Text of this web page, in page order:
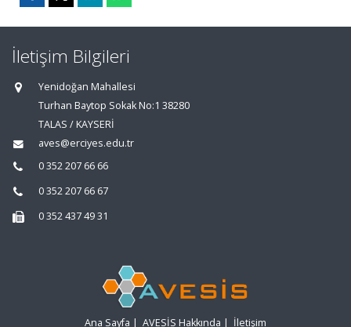
İletişim Bilgileri
Yenidoğan Mahallesi
Turhan Baytop Sokak No:1 38280
TALAS / KAYSERİ
aves@erciyes.edu.tr
0 352 207 66 66
0 352 207 66 67
0 352 437 49 31
Ana Sayfa | AVESİS Hakkında | İletişim